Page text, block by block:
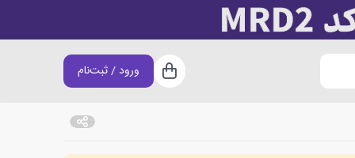
سبد خرید
ورود / ثبت‌نام